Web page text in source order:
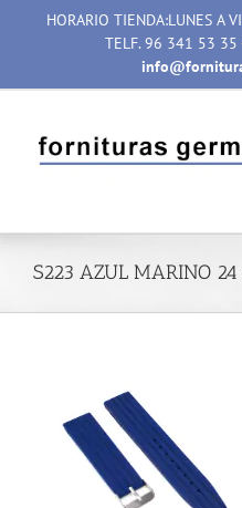
HORARIO TIENDA:LUNES A
TELF. 96 341 53
S223 AZUL MARINO